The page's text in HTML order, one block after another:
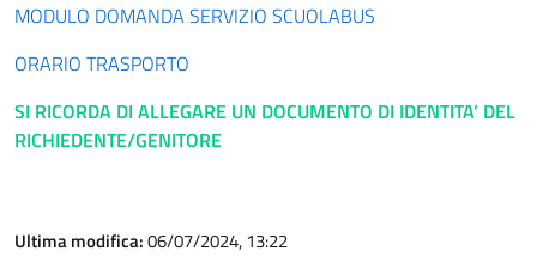
MODULO DOMANDA SERVIZIO SCUOLABUS
ORARIO TRASPORTO
SI RICORDA DI ALLEGARE UN DOCUMENTO DI IDENTITA’ DEL
RICHIEDENTE/GENITORE
Ultima modifica:06/07/2024, 13:22